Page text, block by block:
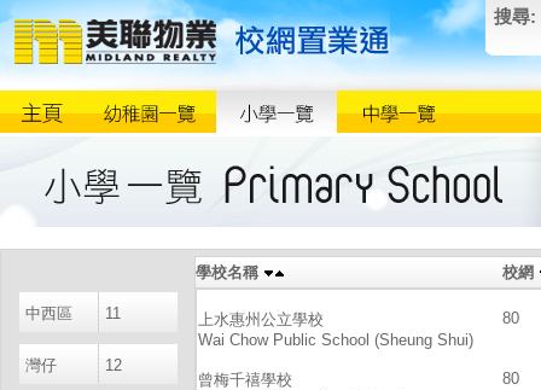
搜尋:
中西區 11
灣仔 12
學校名稱 校網
上水惠州公立學校
Wai Chow Public School (Sheung Shui)
80
曾梅千禧學校
80